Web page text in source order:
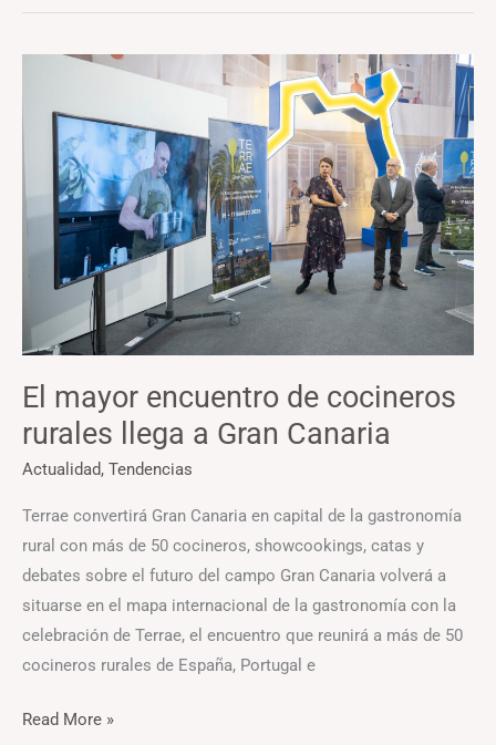
El mayor encuentro de cocineros
rurales llega a Gran Canaria
Actualidad, Tendencias
Terrae convertirá Gran Canaria en capital de la gastronomía
rural con más de 50 cocineros, showcookings, catas y
debates sobre el futuro del campo Gran Canaria volverá a
situarse en el mapa internacional de la gastronomía con la
celebración de Terrae, el encuentro que reunirá a más de 50
cocineros rurales de España, Portugal e
encuentro
cocineros
rurales
llega
Canaria
Read More »